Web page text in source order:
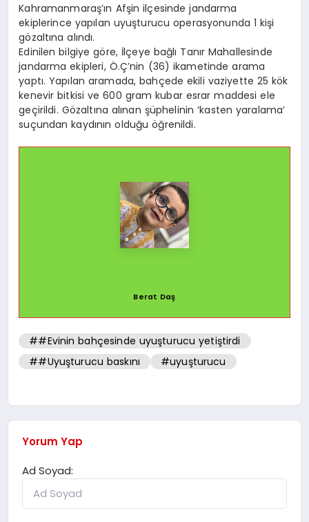
Kahramanmaraş’ın Afşin ilçesinde jandarma
ekiplerince yapılan uyuşturucu operasyonunda 1 kişi
gözaltına alındı.
Edinilen bilgiye göre, İlçeye bağlı Tanır Mahallesinde
jandarma ekipleri, Ö.Ç’nin (36) ikametinde arama
yaptı. Yapılan aramada, bahçede ekili vaziyette 25 kök
kenevir bitkisi ve 600 gram kubar esrar maddesi ele
geçirildi. Gözaltına alınan şüphelinin ‘kasten yaralama’
suçundan kaydının olduğu öğrenildi.
Berat Daş
##Evinin bahçesinde uyuşturucu yetiştirdi
##Uyuşturucu baskını
#uyuşturucu
Yorum Yap
Ad Soyad: